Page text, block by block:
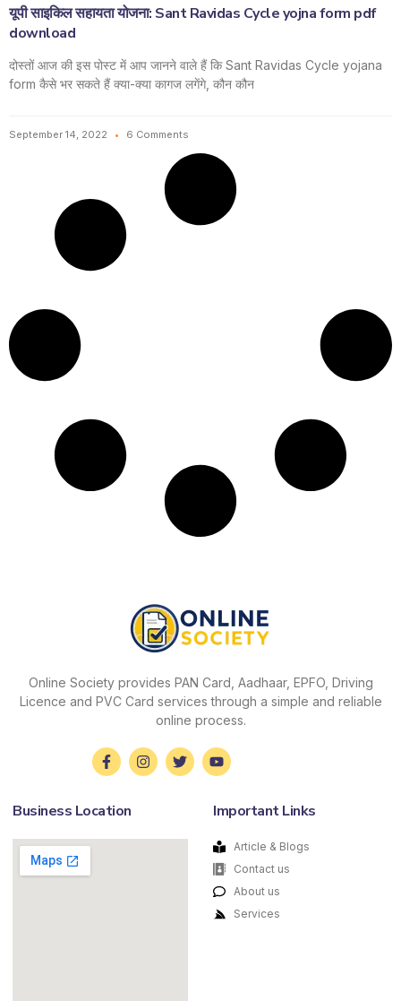
यूपी साइकिल सहायता योजना: Sant Ravidas Cycle yojna form pdf
download
दोस्तों आज की इस पोस्ट में आप जानने वाले हैं कि Sant Ravidas Cycle yojana
form कैसे भर सकते हैं क्या-क्या कागज लगेंगे, कौन कौन
September 14, 2022 6 Comments
Online Society provides PAN Card, Aadhaar, EPFO, Driving
Licence and PVC Card services through a simple and reliable
online process.
Business Location Important Links
Article & Blogs
Contact us
About us
Services